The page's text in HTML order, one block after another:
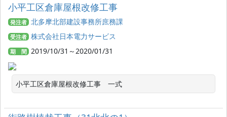
小平工区倉庫屋根改修工事
発注者 北多摩北部建設事務所庶務課
受注者 株式会社日本電力サービス
期 間 2019/10/31～2020/01/31
小平工区倉庫屋根改修工事　一式